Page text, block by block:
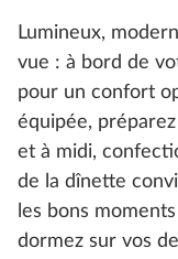
Lumineux,
vue : à bord de
pour un confort
équipée,
et à midi,
de la dînette
les bons
dormez sur vos